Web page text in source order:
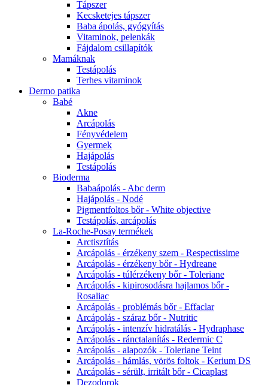
Tápszer
Kecsketejes tápszer
Baba ápolás, gyógyítás
Vitaminok, pelenkák
Fájdalom csillapítók
Mamáknak
Testápolás
Terhes vitaminok
Dermo patika
Babé
Akne
Arcápolás
Fényvédelem
Gyermek
Hajápolás
Testápolás
Bioderma
Babaápolás - Abc derm
Hajápolás - Nodé
Pigmentfoltos bőr - White objective
Testápolás, arcápolás
La-Roche-Posay termékek
Arctisztítás
Arcápolás - érzékeny szem - Respectissime
Arcápolás - érzékeny bőr - Hydreane
Arcápolás - túlérzékeny bőr - Toleriane
Arcápolás - kipirosodásra hajlamos bőr -
Rosaliac
Arcápolás - problémás bőr - Effaclar
Arcápolás - száraz bőr - Nutritic
Arcápolás - intenzív hidratálás - Hydraphase
Arcápolás - ránctalanítás - Redermic C
Arcápolás - alapozók - Toleriane Teint
Arcápolás - hámlás, vörös foltok - Kerium DS
Arcápolás - sérült, irritált bőr - Cicaplast
Dezodorok